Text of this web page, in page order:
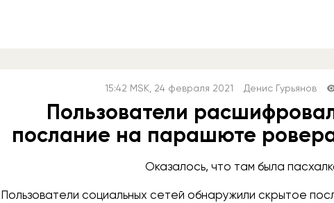
15:42 MSK, 24 февраля 2021 Денис Гурьянов
Пользователи
послание на парашюте
Оказалось, что там была
Пользователи социальных сетей обнаружили скрытое